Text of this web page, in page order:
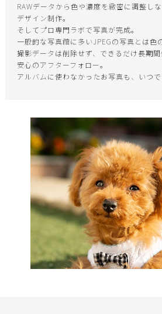
RAWデータから色や濃度を緻密に調整し
デザイン制作。
そしてプロ専門ラボで写真が完成。
一般的な写真館に多いJPEGの写真とは色
撮影データは削除せず、できるだけ長期間
安心のアフターフォロー。
アルバムに使わなかったお写真も、いつで